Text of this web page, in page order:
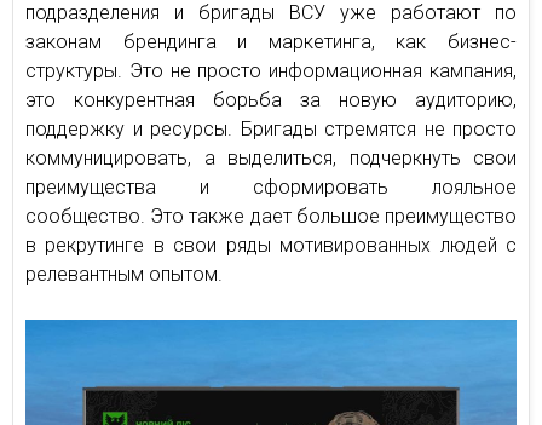
подразделения и бригады ВСУ уже работают по
законам брендинга и маркетинга, как бизнес-
структуры. Это не просто информационная кампания,
это конкурентная борьба за новую аудиторию,
поддержку и ресурсы. Бригады стремятся не просто
коммуницировать, а выделиться, подчеркнуть свои
преимущества и сформировать лояльное
сообщество. Это также дает большое преимущество
в рекрутинге в свои ряды мотивированных людей с
релевантным опытом.